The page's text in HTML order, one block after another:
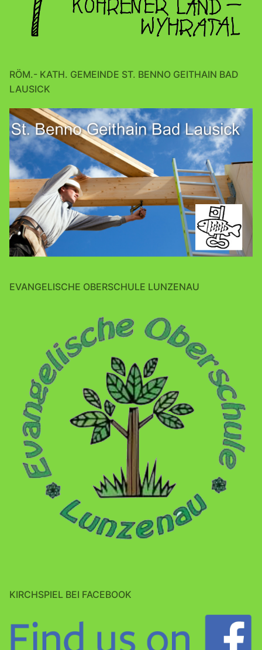
RÖM.- KATH. GEMEINDE ST. BENNO GEITHAIN BAD
LAUSICK
EVANGELISCHE OBERSCHULE LUNZENAU
KIRCHSPIEL BEI FACEBOOK